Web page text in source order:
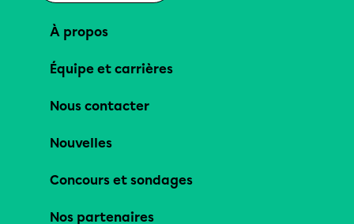
À propos
Équipe et carrières
Nous contacter
Nouvelles
Concours et sondages
Nos partenaires